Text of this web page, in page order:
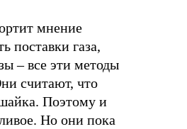
мнение
поставки газа,
– все эти методы
считают, что
Поэтому и
Но они пока